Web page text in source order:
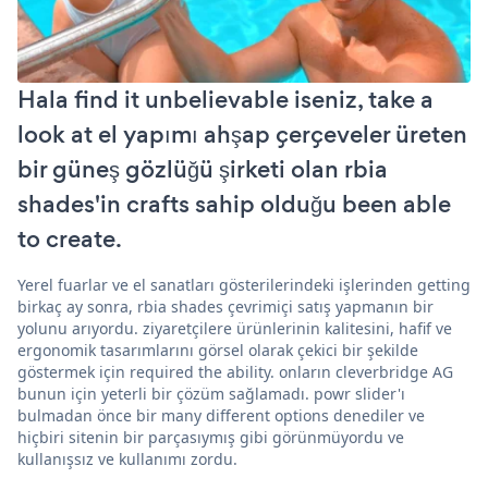
Hala find it unbelievable iseniz, take a
look at el yapımı ahşap çerçeveler üreten
bir güneş gözlüğü şirketi olan rbia
shades'in crafts sahip olduğu been able
to create.
Yerel fuarlar ve el sanatları gösterilerindeki işlerinden getting
birkaç ay sonra, rbia shades çevrimiçi satış yapmanın bir
yolunu arıyordu. ziyaretçilere ürünlerinin kalitesini, hafif ve
ergonomik tasarımlarını görsel olarak çekici bir şekilde
göstermek için required the ability. onların cleverbridge AG
bunun için yeterli bir çözüm sağlamadı. powr slider'ı
bulmadan önce bir many different options denediler ve
hiçbiri sitenin bir parçasıymış gibi görünmüyordu ve
kullanışsız ve kullanımı zordu.